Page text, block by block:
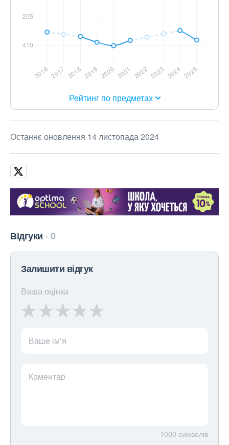
Рейтинг по предметах
Останнє оновлення 14 листопада 2024
Відгуки 0
Залишити відгук
Ваша оцінка
Ваше ім’я
Коментар
1000 символів